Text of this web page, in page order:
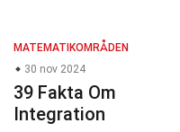
MATEMATIKOMRÅDEN
30 nov 2024
39 Fakta Om
Integration